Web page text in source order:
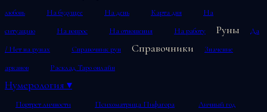
любовь
На будущее На день Карта дня
На
ситуацию
На вопрос На отношения На работу Руны
Да
/ Нет на рунах
Справочник рун Справочники
Значение
арканов
Расклад Таро онлайн
Нумерология ▾
Портрет личности Психоматрица Пифагора
Личный год